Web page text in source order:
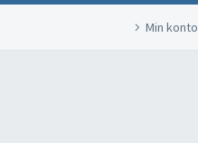
Min konto